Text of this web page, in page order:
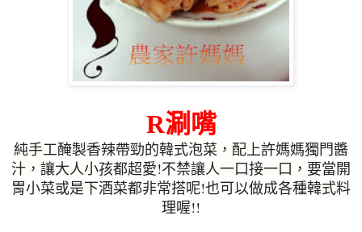
R涮嘴
純手工醃製香辣帶勁的韓式泡菜，配上許媽媽獨門醬
汁，讓大人小孩都超愛!不禁讓人一口接一口，要當開
胃小菜或是下酒菜都非常搭呢!也可以做成各種韓式料
理喔!!